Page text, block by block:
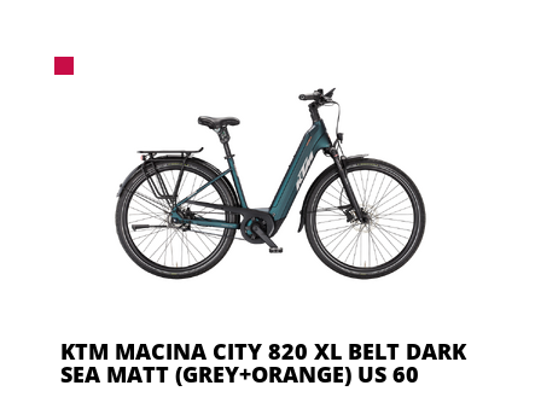
KTM MACINA CITY 820 XL BELT DARK
SEA MATT (GREY+ORANGE) US 60